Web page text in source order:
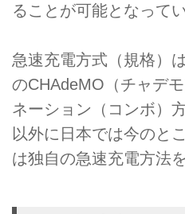
ることが可能となってい
急速充電方式（規格）
のCHAdeMO（チャデ
ネーション（コンボ）
以外に日本では今のと
は独自の急速充電方法